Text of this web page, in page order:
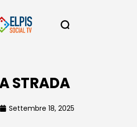
STRADA
Settembre 18, 2025